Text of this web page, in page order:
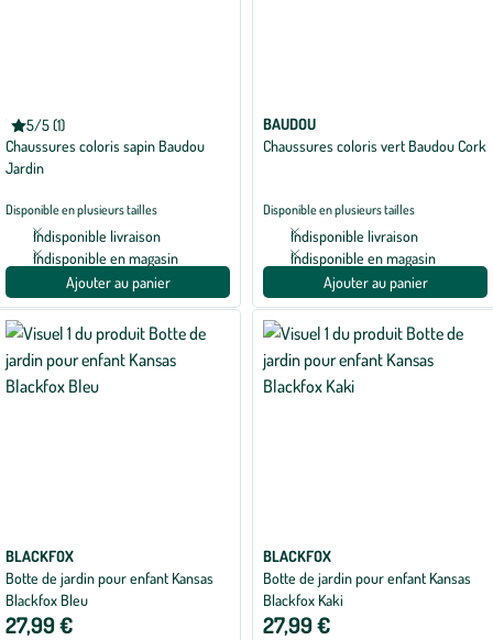
5/5 (1)
Note
moyenne
de
5
5
avec
BAUDOU
Chaussures coloris sapin Baudou
Jardin
Disponible en plusieurs tailles
Indisponible livraison
Indisponible en magasin
Ajouter au panier
BAUDOU
Chaussures coloris vert Baudou Cork
Disponible en plusieurs tailles
Indisponible livraison
Indisponible en magasin
Ajouter au panier
BLACKFOX
Botte de jardin pour enfant Kansas
Blackfox Bleu
27,99 €
BLACKFOX
Botte de jardin pour enfant Kansas
Blackfox Kaki
27,99 €